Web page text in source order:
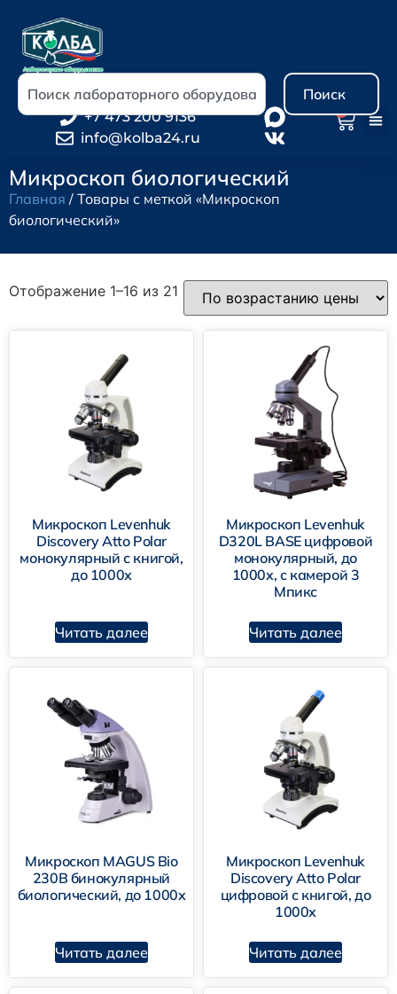
Поиск
+7 473 200 9136
info@kolba24.ru
Микроскоп биологический
Главная / Товары с меткой «Микроскоп
биологический»
Отображение 1–16 из 21
Микроскоп Levenhuk
Discovery Atto Polar
монокулярный с книгой,
до 1000х
Читать далее
Микроскоп Levenhuk
D320L BASE цифровой
монокулярный, до
1000х, с камерой 3
Мпикс
Читать далее
Микроскоп MAGUS Bio
230B бинокулярный
биологический, до 1000х
Читать далее
Микроскоп Levenhuk
Discovery Atto Polar
цифровой с книгой, до
1000х
Читать далее